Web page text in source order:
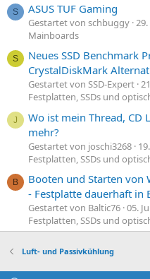
S ASUS TUF Gaming
Gestartet von schbuggy
Mainboards
S
Neues SSD Benchmark
CrystalDiskMark
Gestartet von SSD-Expert
Festplatten, SSDs und
J
Wo ist mein Thread,
mehr?
Gestartet von joschi3268
Festplatten, SSDs und
B
Booten und Starten von
- Festplatte dauerhaft in
Gestartet von Baltic76 05.
Festplatten, SSDs und
Luft- und Passivkühlung